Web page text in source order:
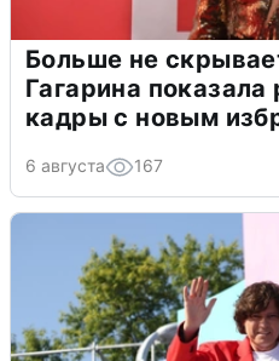
Больше не
Гагарина
кадры с новым
6 августа 167